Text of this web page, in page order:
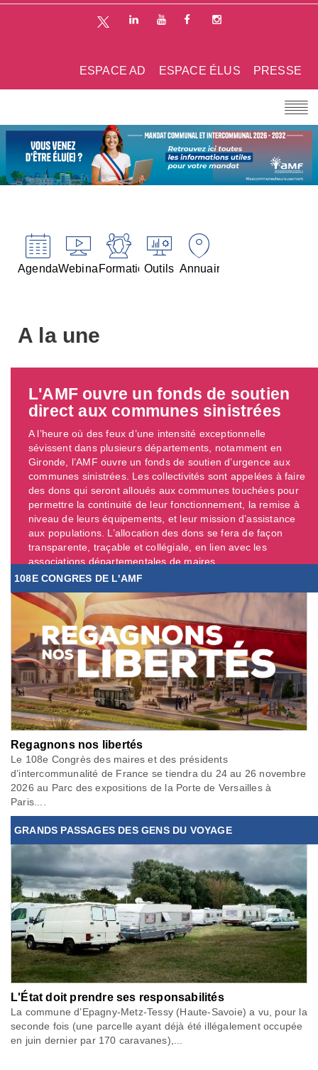
PRESSE
ESPACE ÉLUS
ESPACE AD
AgendaWebinairesFormationsOutils Annuaires
A la une
L'AMF ouvre un fonds de soutien
direct aux communes sinistrées
A l’heure où des feux d’une intensité exceptionnelle
sévissent dans plusieurs départements, notamment en
Gironde, l’AMF ouvre un fonds de soutien d’urgence aux
communes sinistrées. Les collectivités sont appelées à faire
des dons qui seront alloués aux communes touchées pour
permettre la continuité de leur fonctionnement, la remise à
niveau de leurs équipements, et leur mission d’assistance
aux populations. L’allocation des dons se fera de façon
transparente, traçable et collégiale, en lien avec les
associations départementales de maires. ...
108E CONGRES DE L'AMF
Regagnons nos libertés
Le 108e Congrès des maires et des présidents
d’intercommunalité de France se tiendra du 24 au 26 novembre
2026 au Parc des expositions de la Porte de Versailles à
Paris....
GRANDS PASSAGES DES GENS DU VOYAGE
L'État doit prendre ses responsabilités
La commune d’Epagny-Metz-Tessy (Haute-Savoie) a vu, pour la
seconde fois (une parcelle ayant déjà été illégalement occupée
en juin dernier par 170 caravanes),...